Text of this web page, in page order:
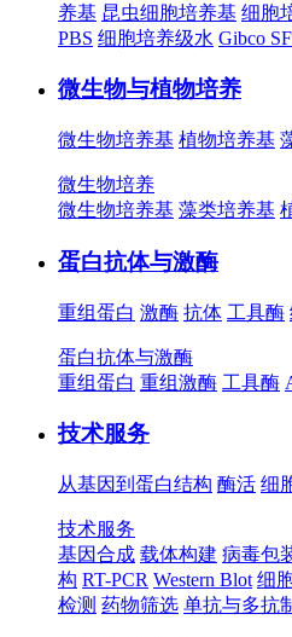
养基 昆虫细胞培养基 细胞
PBS 细胞培养级水 Gibco
微生物与植物培养
微生物培养基 植物培养基
微生物培养
微生物培养基 藻类培养基
蛋白抗体与激酶
重组蛋白 激酶 抗体 工具酶
蛋白抗体与激酶
重组蛋白 重组激酶 工具酶
技术服务
从基因到蛋白结构 酶活 细
技术服务
基因合成 载体构建 病毒包
构 RT-PCR Western Blot 细
检测 药物筛选 单抗与多抗